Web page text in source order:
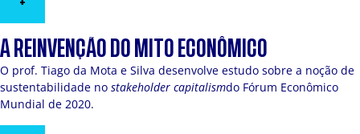
+
A REINVENÇÃO DO MITO ECONÔMICO
O prof. Tiago da Mota e Silva desenvolve estudo sobre a noção de
sustentabilidade no stakeholder capitalismdo Fórum Econômico
Mundial de 2020.